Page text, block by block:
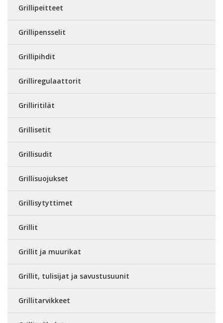
Grillipeitteet
Grillipensselit
Grillipihdit
Grilliregulaattorit
Grilliritilät
Grillisetit
Grillisudit
Grillisuojukset
Grillisytyttimet
Grillit
Grillit ja muurikat
Grillit, tulisijat ja savustusuunit
Grillitarvikkeet